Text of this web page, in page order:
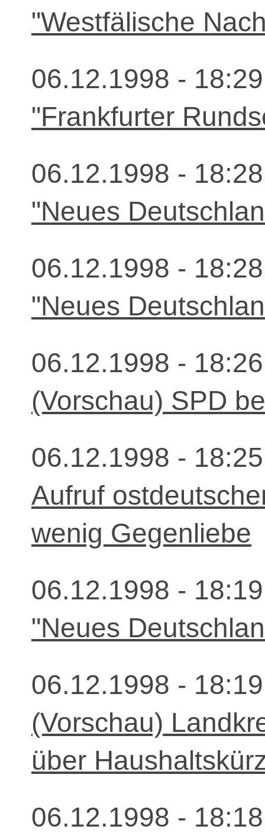
"Westfälische
06.12.1998 -
"Frankfurter
06.12.1998 -
"Neues
06.12.1998 -
"Neues
06.12.1998 -
(Vorschau) SPD
06.12.1998 -
Aufruf
wenig Gegenliebe
06.12.1998 -
"Neues
06.12.1998 -
(Vorschau)
über
06.12.1998 -